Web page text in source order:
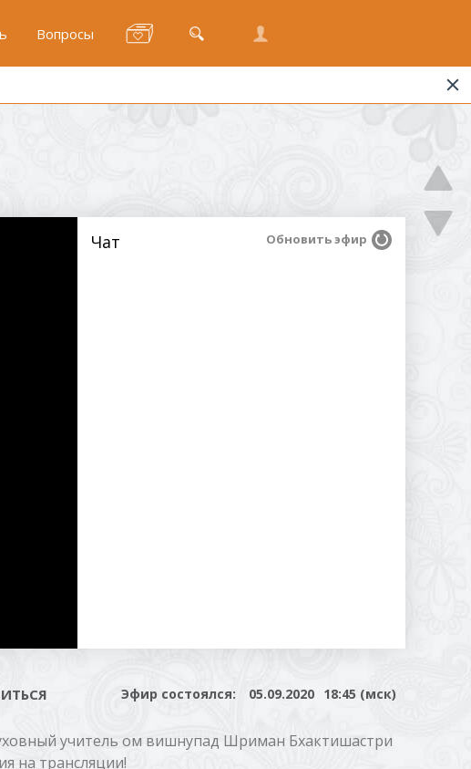
Вопросы
Чат Обновить эфир
Эфир состоялся: 05.09.2020 18:45 (мск)
учитель ом вишнупад Шриман Бхактишастри
на трансляции!